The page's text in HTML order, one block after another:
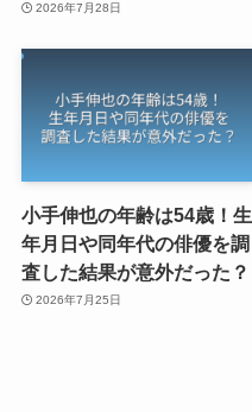
2026年7月28日
小手伸也の年齢は54歳！生
年月日や同年代の俳優を調
査した結果が意外だった？
2026年7月25日